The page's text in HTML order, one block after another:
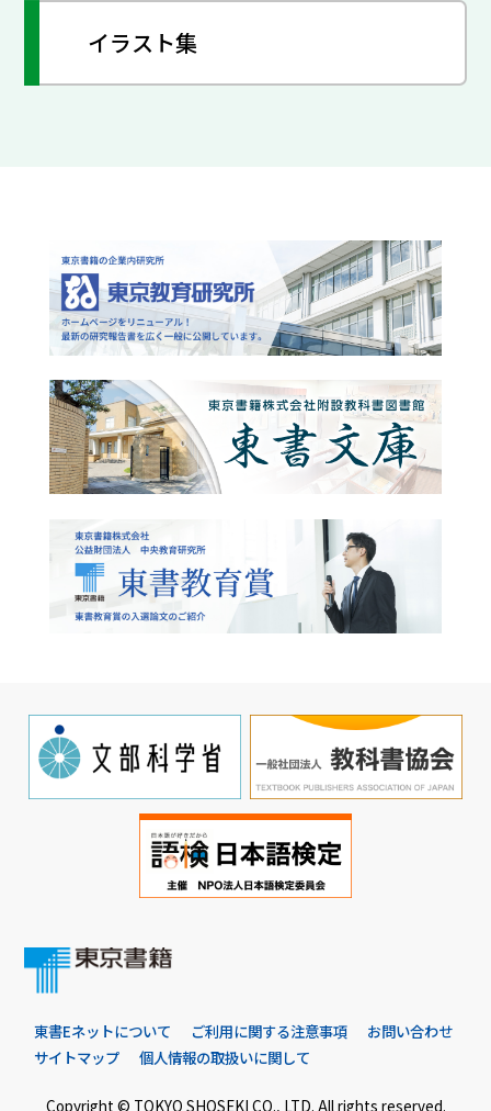
イラスト集
東書Eネットについて ご利用に関する注意事項
お問い合わせ
サイトマップ
個人情報の取扱いに関して
Copyright © TOKYO SHOSEKI CO., LTD. All rights reserved.